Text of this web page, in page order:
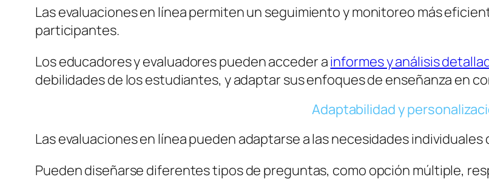
Las evaluaciones en línea permiten un seguimiento y monitoreo más
participantes.
Los educadores y evaluadores pueden acceder ainformes y análisis
debilidades de los estudiantes, y adaptar sus enfoques de enseñanza en
Adaptabilidad y
Las evaluaciones en línea pueden adaptarse a las necesidades
Pueden diseñarse diferentes tipos de preguntas, como opción múltiple,